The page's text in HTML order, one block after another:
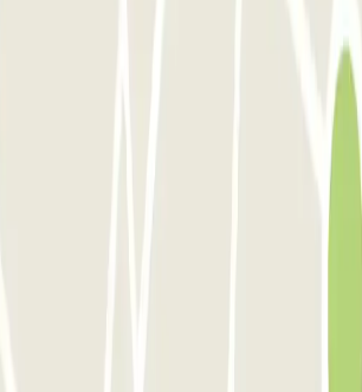
donnée par Parclick. Prenez d'abord un
voiture, puis allez à la salle de contrôle
contre un ticket spécial.
days with an option of unlimited enter+exit.
properly though so every time we wanted
to call the staff which was delaying us on
was helpful though.